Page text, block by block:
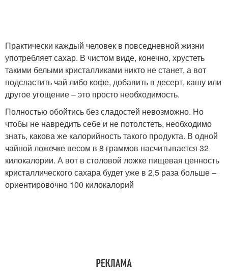
Практически каждый человек в повседневной жизни
употребляет сахар. В чистом виде, конечно, хрустеть
такими белыми кристалликами никто не станет, а вот
подсластить чай либо кофе, добавить в десерт, кашу или
другое угощение – это просто необходимость.
Полностью обойтись без сладостей невозможно. Но
чтобы не навредить себе и не потолстеть, необходимо
знать, какова же калорийность такого продукта. В одной
чайной ложечке весом в 8 граммов насчитывается 32
килокалории. А вот в столовой ложке пищевая ценность
кристаллического сахара будет уже в 2,5 раза больше –
ориентировочно 100 килокалорий